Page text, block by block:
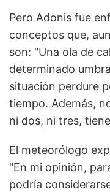
Pero Adonis fue
conceptos que,
son: "Una ola de
determinado
situación perdure
tiempo. Además,
ni dos, ni tres,
El meteorólogo
"En mi opinión,
podría